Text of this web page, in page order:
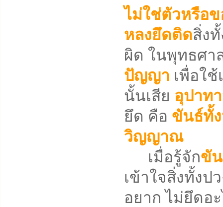
ไม่ใช่ตัวหรือข
หลงยึดติดสิ่ง
ผิด ในพุทธศา
ปัญญา เพื่อใ
นั้นเสีย อุปาท
ยึด คือ ขันธ์ทั้
วิญญาณ
เมื่อรู้จักขั
เข้าใจสิ่งทั้งป
อยาก ไม่ยึดอ